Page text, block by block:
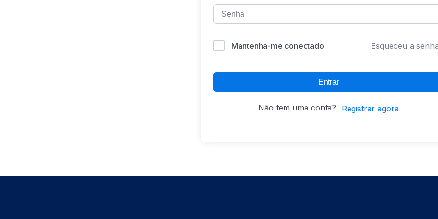
Mantenha-me conectado Esqueceu a
Entrar
Não tem uma conta? Registrar agora